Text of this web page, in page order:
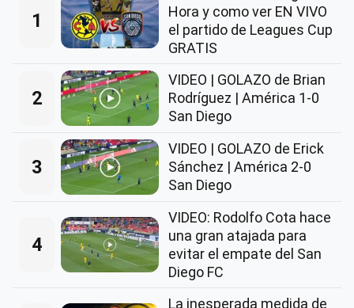
1
Hora y como ver EN VIVO
el partido de Leagues Cup
GRATIS
2
VIDEO | GOLAZO de Brian
Rodríguez | América 1-0
San Diego
3
VIDEO | GOLAZO de Erick
Sánchez | América 2-0
San Diego
4
VIDEO: Rodolfo Cota hace
una gran atajada para
evitar el empate del San
Diego FC
La inesperada medida de